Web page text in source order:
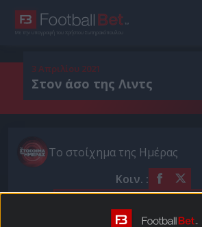
Με την υπογραφή του Χρήστου Σωτηρακόπουλου
3 Απριλίου 2021
Στον άσο της Λιντς
Το στοίχημα της Ημέρας
Κοιν. :